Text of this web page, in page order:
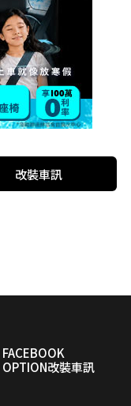
改裝車訊
FACEBOOK
OPTION改裝車訊